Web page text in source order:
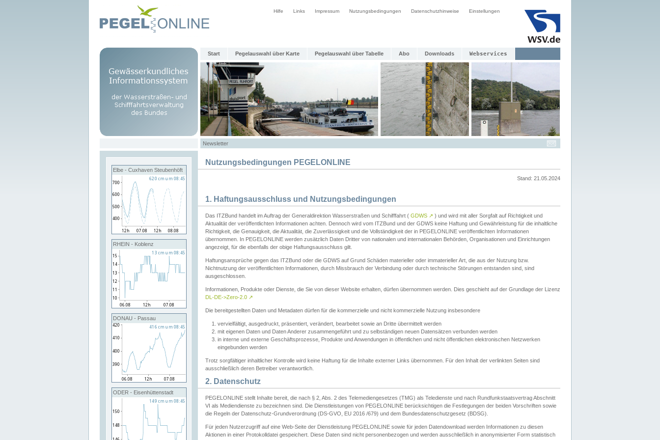
Hilfe Links Impressum Nutzungsbedingungen Datenschutzhinweise Einstellungen
Start Pegelauswahl über Karte Pegelauswahl über Tabelle Abo Downloads Webservices
Newsletter
Elbe - Cuxhaven Steubenhöft
RHEIN - Koblenz
DONAU - Passau
ODER - Eisenhüttenstadt
Nutzungsbedingungen PEGELONLINE
Stand: 21.05.2024
1. Haftungsausschluss und Nutzungsbedingungen
Das ITZBund handelt im Auftrag der Generaldirektion Wasserstraßen und Schifffahrt ( GDWS ↗ ) und wird mit aller Sorgfalt auf Richtigkeit und
Aktualität der veröffentlichten Informationen achten. Dennoch wird vom ITZBund und der GDWS keine Haftung und Gewährleistung für die inhaltliche
Richtigkeit, die Genauigkeit, die Aktualität, die Zuverlässigkeit und die Vollständigkeit der in PEGELONLINE veröffentlichten Informationen
übernommen. In PEGELONLINE werden zusätzlich Daten Dritter von nationalen und internationalen Behörden, Organisationen und Einrichtungen
angezeigt, für die ebenfalls der obige Haftungsausschluss gilt.
Haftungsansprüche gegen das ITZBund oder die GDWS auf Grund Schäden materieller oder immaterieller Art, die aus der Nutzung bzw.
Nichtnutzung der veröffentlichten Informationen, durch Missbrauch der Verbindung oder durch technische Störungen entstanden sind, sind
ausgeschlossen.
Informationen, Produkte oder Dienste, die Sie von dieser Website erhalten, dürfen übernommen werden. Dies geschieht auf der Grundlage der Lizenz
DL-DE->Zero-2.0 ↗
Die bereitgestellten Daten und Metadaten dürfen für die kommerzielle und nicht kommerzielle Nutzung insbesondere
vervielfältigt, ausgedruckt, präsentiert, verändert, bearbeitet sowie an Dritte übermittelt werden
mit eigenen Daten und Daten Anderer zusammengeführt und zu selbständigen neuen Datensätzen verbunden werden
in interne und externe Geschäftsprozesse, Produkte und Anwendungen in öffentlichen und nicht öffentlichen elektronischen Netzwerken
eingebunden werden
Trotz sorgfältiger inhaltlicher Kontrolle wird keine Haftung für die Inhalte externer Links übernommen. Für den Inhalt der verlinkten Seiten sind
ausschließlich deren Betreiber verantwortlich.
2. Datenschutz
PEGELONLINE stellt Inhalte bereit, die nach § 2, Abs. 2 des Telemediengesetzes (TMG) als Teledienste und nach Rundfunkstaatsvertrag Abschnitt
VI als Mediendienste zu bezeichnen sind. Die Dienstleistungen von PEGELONLINE berücksichtigen die Festlegungen der beiden Vorschriften sowie
die Regeln der Datenschutz-Grundverordnung (DS-GVO, EU 2016 /679) und dem Bundesdatenschutzgesetz (BDSG).
Für jeden Nutzerzugriff auf eine Web-Seite der Dienstleistung PEGELONLINE sowie für jeden Datendownload werden Informationen zu diesen
Aktionen in einer Protokolldatei gespeichert. Diese Daten sind nicht personenbezogen und werden ausschließlich in anonymisierter Form statistisch